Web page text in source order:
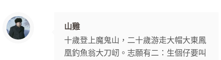
山雞
十歲登上魔鬼山，二十歲游走大帽大東鳳
凰釣魚翁大刀屻。志願有二：生個仔要叫